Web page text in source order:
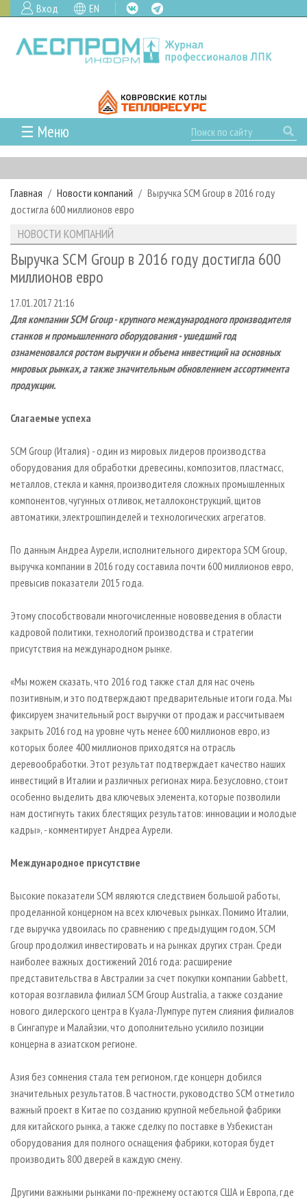
Вход EN
☰ Меню
ГЛАВНАЯ
РУБРИКИ И ТЕМЫ
РУБРИКИ ЖУРНАЛА
ЛЕСНОЕ ХОЗЯЙСТВО
ЛЕСОЗАГОТОВКА
ЛЕСОПИЛЕНИЕ
СУШКА ДРЕВЕСИНЫ
ПРОИЗВОДСТВО ДРЕВЕСНЫХ ПЛИТ
ДЕРЕВЯННОЕ ДОМОСТРОЕНИЕ
ПРОИЗВОДСТВО МЕБЕЛИ
ИНСТРУМЕНТ И МАТЕРИАЛЫ
НОВОСТИ
КАЛЕНДАРЬ СОБЫТИЙ
НОВОСТИ ЛПК
НОВОСТИ ЖУРНАЛА
ПРОЕКТЫ ЛПИ
АНАЛИТИКА
ПРЕДПРИЯТИЯ ЛПК
ПЕРСОНЫ
МОБИЛЬНЫЕ ВЫСТАВКИ
ОФИЦИАЛЬНЫЕ ДЕЛЕГАЦИИ
ПРИОРИТЕТНЫЕ ИНВЕСТПРОЕКТЫ
БИБЛИОТЕКА СПЕЦИАЛИСТА
АРХИВ ЖУРНАЛОВ
О ЖУРНАЛЕ
ПОДПИСКА
КОНТАКТЫ
РЕКЛАМОДАТЕЛЯМ
РЕКЛАМА
РЕКЛАМА НА САЙТЕ
Главная Новости компаний
Выручка SCM Group в 2016 году
достигла 600 миллионов евро
НОВОСТИ КОМПАНИЙ
Выручка SCM Group в 2016 году достигла 600
миллионов евро
17.01.2017 21:16
Для компании SCM Group - крупного международного производителя
станков и промышленного оборудования - ушедший год
ознаменовался ростом выручки и объема инвестиций на основных
мировых рынках, а также значительным обновлением ассортимента
продукции.
Слагаемые успеха
SCM Group (Италия) - один из мировых лидеров производства
оборудования для обработки древесины, композитов, пластмасс,
металлов, стекла и камня, производителя сложных промышленных
компонентов, чугунных отливок, металлоконструкций, щитов
автоматики, электрошпинделей и технологических агрегатов.
По данным Андреа Аурели, исполнительного директора SCM Group,
выручка компании в 2016 году составила почти 600 миллионов евро,
превысив показатели 2015 года.
Этому способствовали многочисленные нововведения в области
кадровой политики, технологий производства и стратегии
присутствия на международном рынке.
«Мы можем сказать, что 2016 год также стал для нас очень
позитивным, и это подтверждают предварительные итоги года. Мы
фиксируем значительный рост выручки от продаж и рассчитываем
закрыть 2016 год на уровне чуть менее 600 миллионов евро, из
которых более 400 миллионов приходятся на отрасль
деревообработки. Этот результат подтверждает качество наших
инвестиций в Италии и различных регионах мира. Безусловно, стоит
особенно выделить два ключевых элемента, которые позволили
нам достигнуть таких блестящих результатов: инновации и молодые
кадры», - комментирует Андреа Аурели.
Международное присутствие
Высокие показатели SCM являются следствием большой работы,
проделанной концерном на всех ключевых рынках. Помимо Италии,
где выручка удвоилась по сравнению с предыдущим годом, SCM
Group продолжил инвестировать и на рынках других стран. Среди
наиболее важных достижений 2016 года: расширение
представительства в Австралии за счет покупки компании Gabbett,
которая возглавила филиал SCM Group Australia, а также создание
нового дилерского центра в Куала-Лумпуре путем слияния филиалов
в Сингапуре и Малайзии, что дополнительно усилило позиции
концерна в азиатском регионе.
Азия без сомнения стала тем регионом, где концерн добился
значительных результатов. В частности, руководство SCM отметило
важный проект в Китае по созданию крупной мебельной фабрики
для китайского рынка, а также сделку по поставке в Узбекистан
оборудования для полного оснащения фабрики, которая будет
производить 800 дверей в каждую смену.
Другими важными рынками по-прежнему остаются США и Европа, где